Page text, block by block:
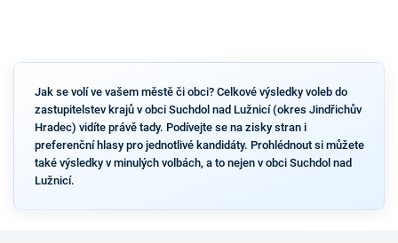
Jak se volí ve vašem městě či obci? Celkové výsledky voleb do
zastupitelstev krajů v obci Suchdol nad Lužnicí (okres Jindřichův
Hradec) vidíte právě tady. Podívejte se na zisky stran i
preferenční hlasy pro jednotlivé kandidáty. Prohlédnout si můžete
také výsledky v minulých volbách, a to nejen v obci Suchdol nad
Lužnicí.